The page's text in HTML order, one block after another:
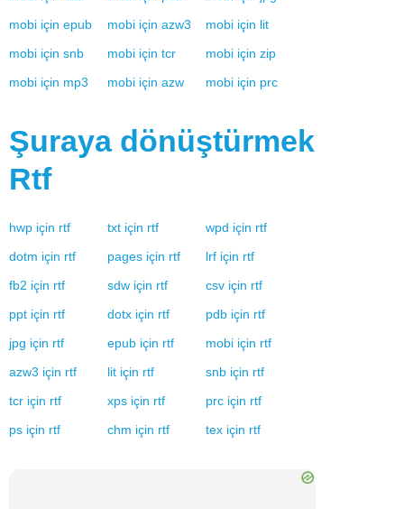
mobi için epub mobi için azw3 mobi için lit
mobi için snb mobi için tcr mobi için zip
mobi için mp3 mobi için azw mobi için prc
Şuraya dönüştürmek
Rtf
hwp için rtf txt için rtf wpd için rtf
dotm için rtf pages için rtf lrf için rtf
fb2 için rtf sdw için rtf csv için rtf
ppt için rtf dotx için rtf pdb için rtf
jpg için rtf epub için rtf mobi için rtf
azw3 için rtf lit için rtf snb için rtf
tcr için rtf xps için rtf prc için rtf
ps için rtf chm için rtf tex için rtf